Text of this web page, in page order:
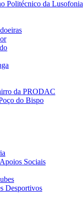
Politécnico da Lusofonia
da PRODAC
do Bispo
Sociais
Desportivos